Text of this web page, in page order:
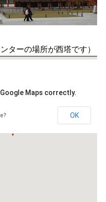
ターの場所が西塔です）
Maps correctly.
OK